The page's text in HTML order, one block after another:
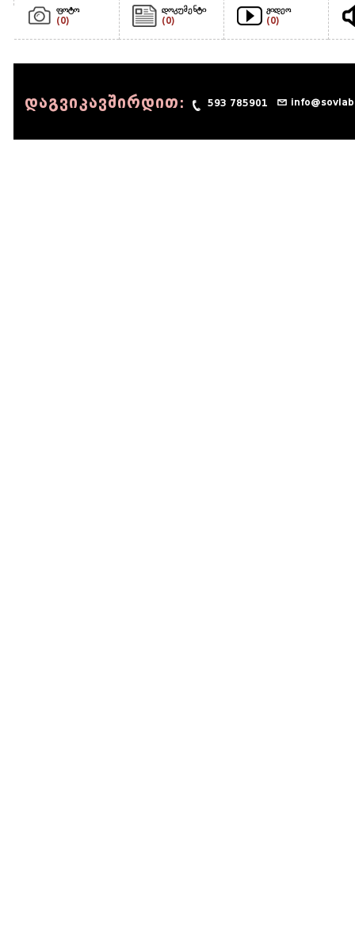
ფოტო
(0)
დოკუმენტი
(0)
ვიდეო
(0)
დაგვიკავშირდით: 593 785901